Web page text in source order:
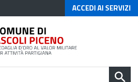
ACCEDI AI SERVIZI